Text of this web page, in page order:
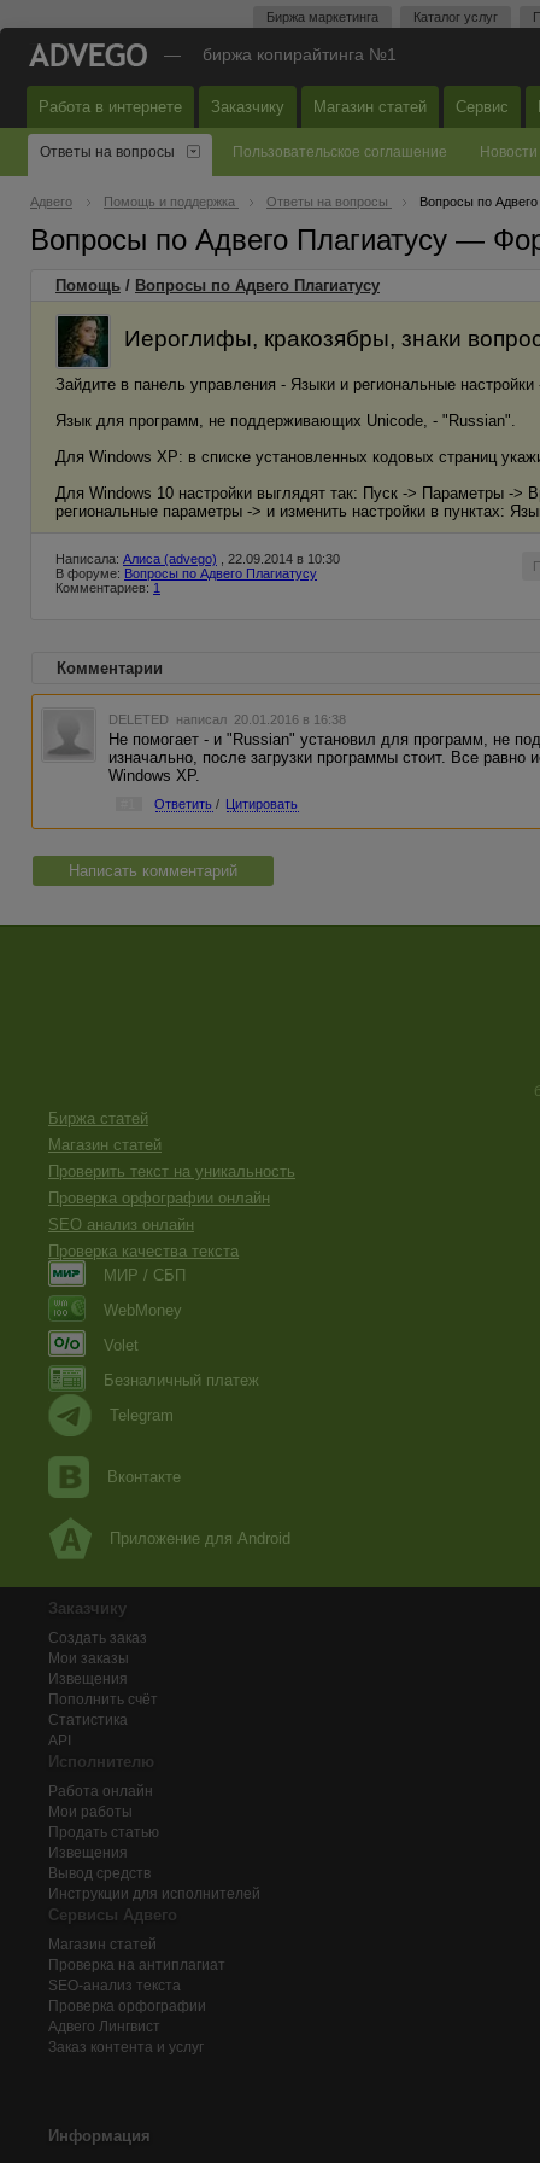
Биржа маркетинга Каталог услуг
— биржа копирайтинга №1
Работа в интернете Заказчику Магазин статей Сервис
Ответы на вопросы Пользовательское соглашение Новости
Адвего Помощь и поддержка Ответы на вопросы Вопросы по Адвего
Вопросы по Адвего Плагиатусу —
Помощь / Вопросы по Адвего Плагиатусу
Иероглифы, кракозябры, знаки
Зайдите в панель управления - Языки и региональные
Язык для программ, не поддерживающих Unicode, - "Russian".
Для Windows XP: в списке установленных кодовых страниц
Для Windows 10 настройки выглядят так: Пуск -> Параметры ->
региональные параметры -> и изменить настройки в пунктах:
Написала: Алиса (advego) , 22.09.2014 в 10:30
В форуме: Вопросы по Адвего Плагиатусу
Комментариев: 1
Комментарии
DELETED написал 20.01.2016 в 16:38
Не помогает - и "Russian" установил для программ, не
изначально, после загрузки программы стоит. Все
Windows XP.
Ответить / Цитировать
Написать комментарий
Биржа статей
Магазин статей
Проверить текст на уникальность
Проверка орфографии онлайн
SEO анализ онлайн
Проверка качества текста
МИР / СБП
WebMoney
Volet
Безналичный платеж
Telegram
Вконтакте
Приложение для Android
Заказчику
Создать заказ
Мои заказы
Извещения
Пополнить счёт
Статистика
API
Исполнителю
Работа онлайн
Мои работы
Продать статью
Извещения
Вывод средств
Инструкции для исполнителей
Сервисы Адвего
Магазин статей
Проверка на антиплагиат
SEO-анализ текста
Проверка орфографии
Адвего Лингвист
Заказ контента и услуг
Информация